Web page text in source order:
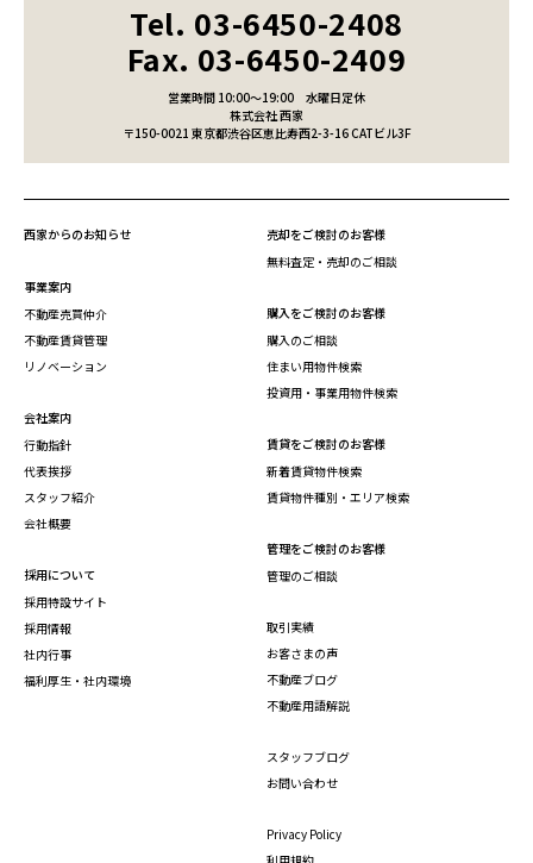
Tel. 03-6450-2408
Fax. 03-6450-2409
営業時間 10:00～19:00
水曜日定休
株式会社 西家
〒150-0021 東京都渋谷区恵比寿西2-3-16 CATビル3F
西家からのお知らせ
事業案内
不動産売買仲介
不動産賃貸管理
リノベーション
会社案内
行動指針
代表挨拶
スタッフ紹介
会社概要
採用について
採用特設サイト
採用情報
社内行事
福利厚生・社内環境
売却をご検討のお客様
無料査定・売却のご相談
購入をご検討のお客様
購入のご相談
住まい用物件検索
投資用・事業用物件検索
賃貸をご検討のお客様
新着賃貸物件検索
賃貸物件種別・エリア検索
管理をご検討のお客様
管理のご相談
取引実績
お客さまの声
不動産ブログ
不動産用語解説
スタッフブログ
お問い合わせ
Privacy Policy